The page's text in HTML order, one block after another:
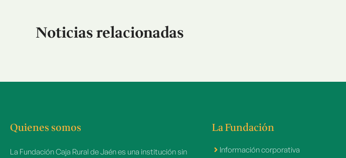
Noticias relacionadas
Quienes somos
La Fundación Caja Rural de Jaén es una institución sin
La Fundación
Información corporativa